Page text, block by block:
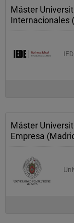
Máster
Internacionales
Máster
Empresa